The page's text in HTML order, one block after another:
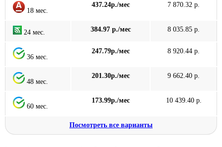
18 мес.
437.24р./мес 7 870.32 р.
24 мес. 384.97 р./мес 8 035.85 р.
36 мес.
247.79р./мес 8 920.44 р.
48 мес.
201.30р./мес 9 662.40 р.
60 мес.
173.99р./мес 10 439.40 р.
Посмотреть все варианты